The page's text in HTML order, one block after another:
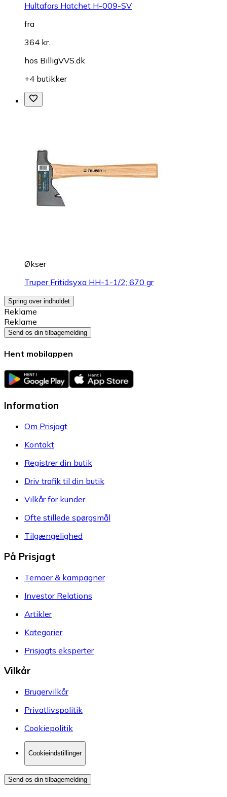
Hultafors Hatchet H-009-SV
fra
364 kr.
hos BilligVVS.dk
+4 butikker
Økser
Truper Fritidsyxa HH-1-1/2; 670 gr
Spring over indholdet
Reklame
Reklame
Send os din tilbagemelding
Hent mobilappen
Information
Om Prisjagt
Kontakt
Registrer din butik
Driv trafik til din butik
Vilkår for kunder
Ofte stillede spørgsmål
Tilgængelighed
På Prisjagt
Temaer & kampagner
Investor Relations
Artikler
Kategorier
Prisjagts eksperter
Vilkår
Brugervilkår
Privatlivspolitik
Cookiepolitik
Cookieindstillinger
Send os din tilbagemelding